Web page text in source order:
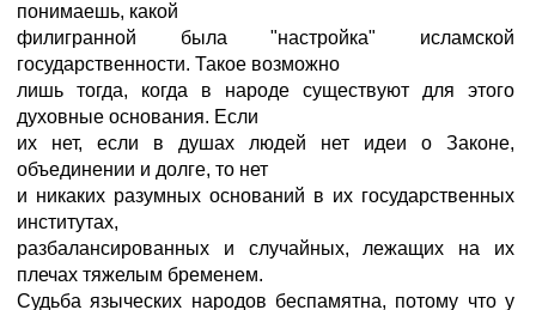
понимаешь, какой
филигранной была "настройка" исламской
государственности. Такое возможно
лишь тогда, когда в народе существуют для этого
духовные основания. Если
их нет, если в душах людей нет идеи о Законе,
объединении и долге, то нет
и никаких разумных оснований в их государственных
институтах,
разбалансированных и случайных, лежащих на их
плечах тяжелым бременем.
Судьба языческих народов беспамятна, потому что у